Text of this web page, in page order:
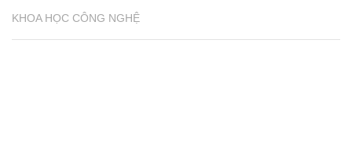
KHOA HỌC CÔNG NGHỆ